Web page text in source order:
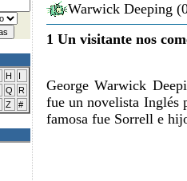
H
I
Q
R
Z #
Warwick Deeping
1 Un visitante nos
George Warwick
fue un novelista Inglés
famosa fue Sorrell e